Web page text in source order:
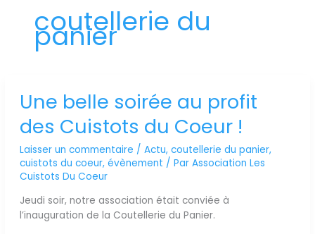
coutellerie du
panier
Une belle soirée au profit
des Cuistots du Coeur !
Laisser un commentaire / Actu, coutellerie du panier,
cuistots du coeur, évènement / Par Association Les
Cuistots Du Coeur
Jeudi soir, notre association était conviée à
l’inauguration de la Coutellerie du Panier.
Une
belle
soirée
profit
des
du
Coeur